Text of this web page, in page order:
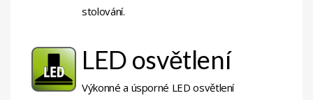
stolování.
LED osvětlení
Výkonné a úsporné LED osvětlení